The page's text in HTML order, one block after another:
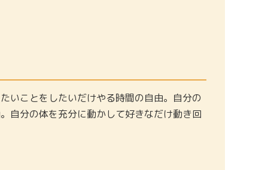
いことをしたいだけやる時間の自由。自分の
自分の体を充分に動かして好きなだけ動き回